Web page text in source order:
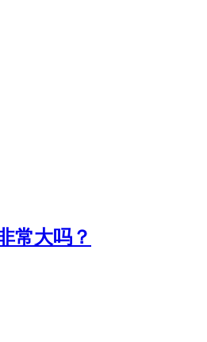
常大吗？